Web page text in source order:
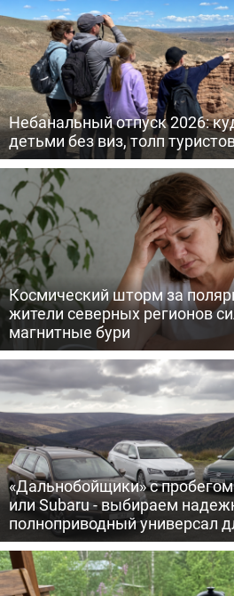
Небанальный отпуск 2026:
детьми без виз, толп
Космический шторм за
жители северных регионов
магнитные бури
«Дальнобойщики» с
или Subaru - выбираем
полноприводный универсал